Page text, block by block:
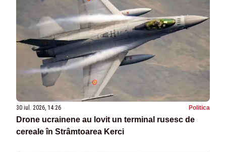
30 iul. 2026, 14:26 Politica
Drone ucrainene au lovit un terminal rusesc de
cereale în Strâmtoarea Kerci